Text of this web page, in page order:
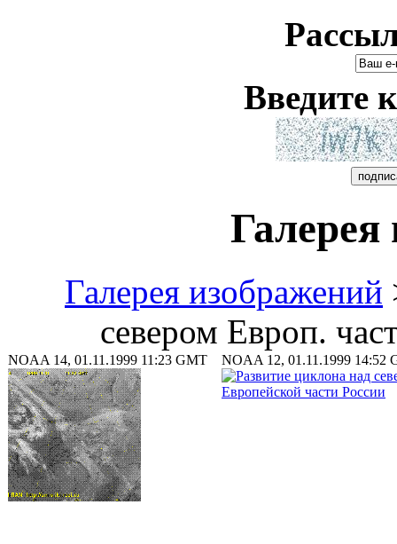
Введите
Галерея
Галерея изображений
севером Европ.
NOAA 14, 01.11.1999 11:23 GMT NOAA 12, 01.11.1999 14:52